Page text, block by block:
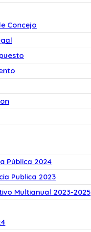
Concejo
Pública 2024
Publica 2023
Multianual 2023-2025